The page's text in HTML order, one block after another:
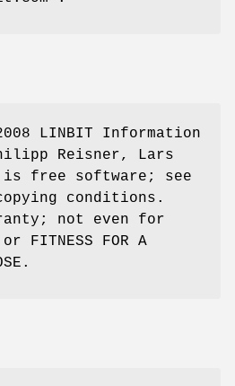
LINBIT Information
Reisner, Lars
free software; see
conditions.
not even for
or FITNESS FOR A